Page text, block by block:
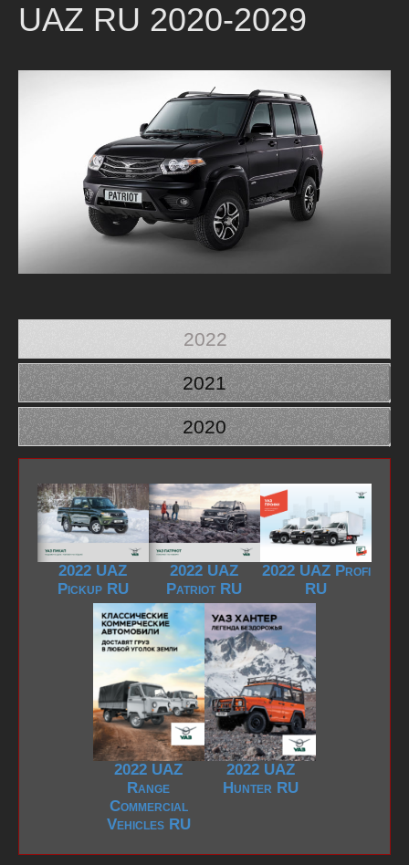
UAZ RU 2020-2029
2022
2021
2020
2022 UAZ
Pickup RU
2022 UAZ
Patriot RU
2022 UAZ Profi
RU
2022 UAZ
Range
Commercial
Vehicles RU
2022 UAZ
Hunter RU